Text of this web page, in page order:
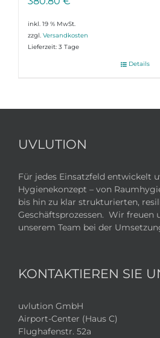
inkl. 19 % MwSt.
zzgl. Versandkosten
Lieferzeit: 3 Tage
Details
UVLUTION
Für jedes Einsatzfeld entwickelt
Hygienekonzept – von
bis hin zu klar strukturierten,
Geschäftsprozessen. Wir freuen
unserem Team bei der
KONTAKTIEREN SIE
uvlution GmbH
Airport-Center (Haus C)
Flughafenstr. 52a